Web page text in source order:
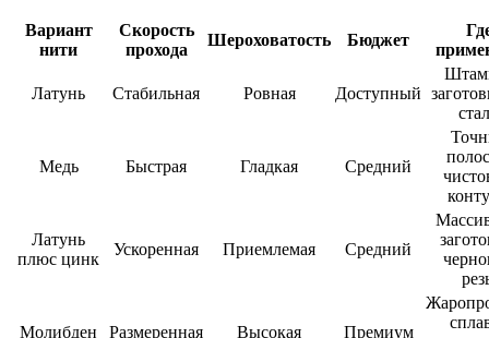
Вариант
нити
Скорость
прохода
Шероховатость Бюджет
Латунь Стабильная Ровная Доступный
Медь Быстрая Гладкая Средний
Латунь
плюс цинк
Ускоренная Приемлемая Средний
Молибден Размеренная Высокая Премиум